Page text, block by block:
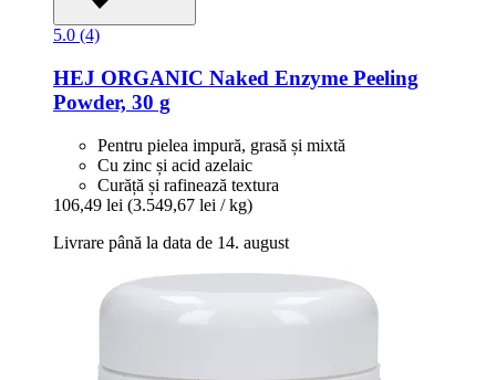
5.0 (4)
HEJ ORGANIC Naked Enzyme Peeling
Powder, 30 g
Pentru pielea impură, grasă și mixtă
Cu zinc și acid azelaic
Curăță și rafinează textura
106,49 lei (3.549,67 lei / kg)
Livrare până la data de 14. august